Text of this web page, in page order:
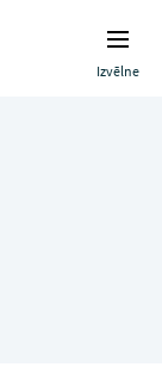
Izvēlne